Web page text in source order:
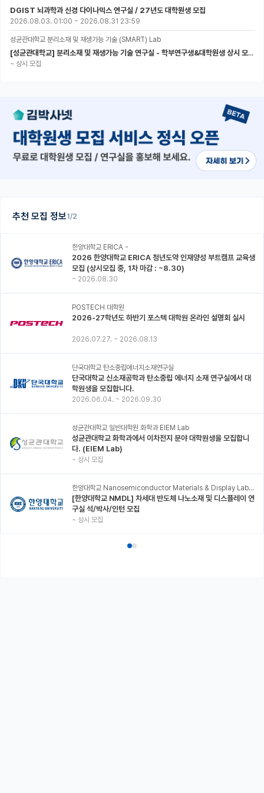
추천 모집 정보1/2
한양대학교 ERICA -
2026 한양대학교 ERICA 청년도약 인재양성 부트캠프 교육생
모집 (상시모집 중, 1차 마감 : ~8.30)
~ 2026.08.30
POSTECH 대학원
2026-27학년도 하반기 포스텍 대학원 온라인 설명회 실시
2026.07.27. ~ 2026.08.13
단국대학교 탄소중립에너지소재연구실
단국대학교 신소재공학과 탄소중립 에너지 소재 연구실에서 대
학원생을 모집합니다.
2026.06.04. ~ 2026.09.30
성균관대학교 일반대학원 화학과 EIEM Lab
성균관대학교 화학과에서 이차전지 분야 대학원생을 모집합니
다. (EIEM Lab)
~ 상시 모집
한양대학교 Nanosemiconductor Materials & Display Laboratory
[한양대학교 NMDL] 차세대 반도체 나노소재 및 디스플레이 연
구실 석/박사/인턴 모집
~ 상시 모집
DGIST 뇌과학과 신경 다이나믹스 연구실 / 27년도 대학원생 모집
2026.08.03. 01:00 ~ 2026.08.31 23:59
성균관대학교 분리소재 및 재생가능 기술 (SMART) Lab
[성균관대학교] 분리소재 및 재생가능 기술 연구실 - 학부연구생&대학원생 상시 모집 (미래에너지공학과)
~ 상시 모집